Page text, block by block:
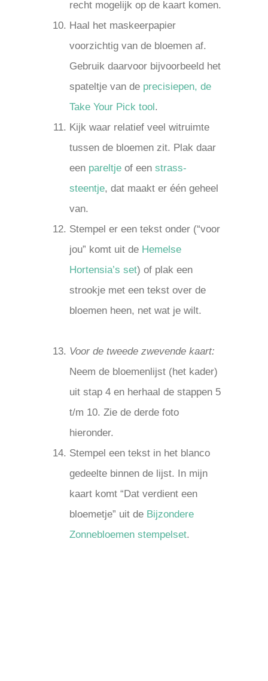
recht mogelijk op de kaart komen.
Haal het maskeerpapier
voorzichtig van de bloemen af.
Gebruik daarvoor bijvoorbeeld het
spateltje van de precisiepen, de
Take Your Pick tool.
Kijk waar relatief veel witruimte
tussen de bloemen zit. Plak daar
een pareltje of eenstrass-
steentje, dat maakt er één geheel
van.
Stempel er een tekst onder (“voor
jou” komt uit de Hemelse
Hortensia’s set) of plak een
strookje met een tekst over de
bloemen heen, net wat je wilt.
Voor de tweede zwevende kaart:
Neem de bloemenlijst (het kader)
uit stap 4 en herhaal de stappen 5
t/m 10. Zie de derde foto
hieronder.
Stempel een tekst in het blanco
gedeelte binnen de lijst. In mijn
kaart komt “Dat verdient een
bloemetje” uit de Bijzondere
Zonnebloemen stempelset.